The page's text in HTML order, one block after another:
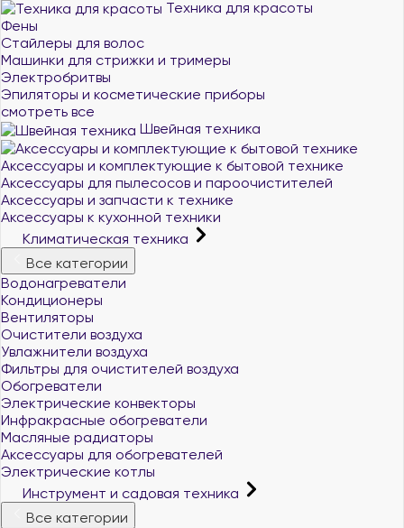
Техника для красоты
Фены
Стайлеры для волос
Машинки для стрижки и тримеры
Электробритвы
Эпиляторы и косметические приборы
смотреть все
Швейная техника
Аксессуары и комплектующие к бытовой технике
Аксессуары для пылесосов и пароочистителей
Аксессуары и запчасти к технике
Аксессуары к кухонной техники
Климатическая техника
Все категории
Водонагреватели
Кондиционеры
Вентиляторы
Очистители воздуха
Увлажнители воздуха
Фильтры для очистителей воздуха
Обогреватели
Электрические конвекторы
Инфракрасные обогреватели
Масляные радиаторы
Аксессуары для обогревателей
Электрические котлы
Инструмент и садовая техника
Все категории